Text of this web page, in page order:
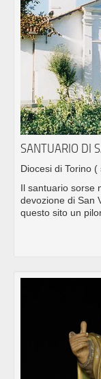
SANTUARIO DI
Diocesi di Torino (
Il santuario sorse
devozione di San
questo sito un